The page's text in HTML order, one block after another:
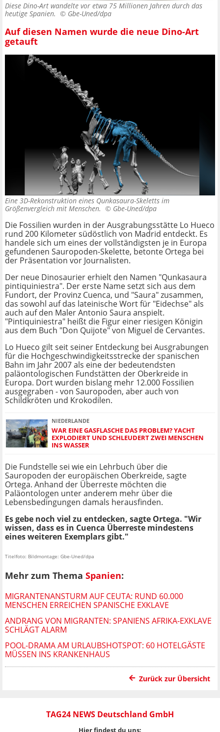
Diese Dino-Art wandelte vor etwa 75 Millionen Jahren durch das
heutige Spanien. © Gbe-Uned/dpa
Auf diesen Namen wurde die neue Dino-Art
getauft
Eine 3D-Rekonstruktion eines Qunkasaura-Skeletts im
Größenvergleich mit Menschen. © Gbe-Uned/dpa
Die Fossilien wurden in der Ausgrabungsstätte Lo Hueco
rund 200 Kilometer südöstlich von Madrid entdeckt. Es
handele sich um eines der vollständigsten je in Europa
gefundenen Sauropoden-Skelette, betonte Ortega bei
der Präsentation vor Journalisten.
Der neue Dinosaurier erhielt den Namen "Qunkasaura
pintiquiniestra". Der erste Name setzt sich aus dem
Fundort, der Provinz Cuenca, und "Saura" zusammen,
das sowohl auf das lateinische Wort für "Eidechse" als
auch auf den Maler Antonio Saura anspielt.
"Pintiquiniestra" heißt die Figur einer riesigen Königin
aus dem Buch "Don Quijote" von Miguel de Cervantes.
Lo Hueco gilt seit seiner Entdeckung bei Ausgrabungen
für die Hochgeschwindigkeitsstrecke der spanischen
Bahn im Jahr 2007 als eine der bedeutendsten
paläontologischen Fundstätten der Oberkreide in
Europa. Dort wurden bislang mehr 12.000 Fossilien
ausgegraben - von Sauropoden, aber auch von
Schildkröten und Krokodilen.
NIEDERLANDE
WAR EINE GASFLASCHE DAS PROBLEM? YACHT
EXPLODIERT UND SCHLEUDERT ZWEI MENSCHEN
INS WASSER
Die Fundstelle sei wie ein Lehrbuch über die
Sauropoden der europäischen Oberkreide, sagte
Ortega. Anhand der Überreste möchten die
Paläontologen unter anderem mehr über die
Lebensbedingungen damals herausfinden.
Es gebe noch viel zu entdecken, sagte Ortega. "Wir
wissen, dass es in Cuenca Überreste mindestens
eines weiteren Exemplars gibt."
Titelfoto: Bildmontage: Gbe-Uned/dpa
Mehr zum Thema Spanien:
MIGRANTENANSTURM AUF CEUTA: RUND 60.000
MENSCHEN ERREICHEN SPANISCHE EXKLAVE
ANDRANG VON MIGRANTEN: SPANIENS AFRIKA-EXKLAVE
SCHLÄGT ALARM
POOL-DRAMA AM URLAUBSHOTSPOT: 60 HOTELGÄSTE
MÜSSEN INS KRANKENHAUS
Zurück zur Übersicht
TAG24 NEWS Deutschland GmbH
Hier findest du uns: